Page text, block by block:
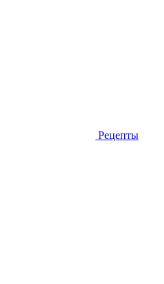
Рецепты